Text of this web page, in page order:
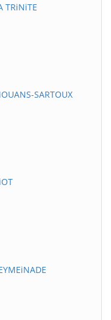
SARTOUX